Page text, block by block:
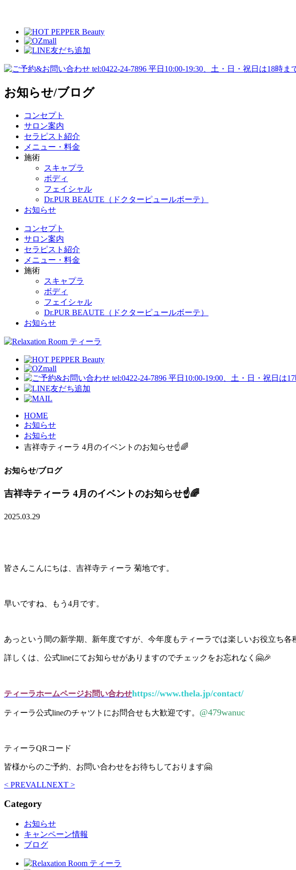
お知らせ/ブログ
コンセプト
サロン案内
セラピスト紹介
メニュー・料金
施術
スキャプラ
ボディ
フェイシャル
Dr.PUR BEAUTE（ドクターピュールボーテ）
お知らせ
コンセプト
サロン案内
セラピスト紹介
メニュー・料金
施術
スキャプラ
ボディ
フェイシャル
Dr.PUR BEAUTE（ドクターピュールボーテ）
お知らせ
HOME
お知らせ
お知らせ
吉祥寺ティーラ 4月のイベントのお知らせ☝️🌈
お知らせ/ブログ
吉祥寺ティーラ 4月のイベントのお知らせ☝️🌈
2025.03.29
皆さんこんにちは、吉祥寺ティーラ 菊地です。
早いですね、もう4月です。
あっという間の新学期、新年度ですが、今年度もティーラでは楽しいお役立ち各
詳しくは、公式lineにてお知らせがありますのでチェックをお忘れなく🤗🎉
ティーラホームページお問い合わせhttps://www.thela.jp/contact/
ティーラ公式lineのチャツトにお問合せも大歓迎です。 @479wanuc
ティーラQRコード
皆様からのご予約、お問い合わせをお待ちしております🤗
< PREVALLNEXT >
Category
お知らせ
キャンペーン情報
ブログ